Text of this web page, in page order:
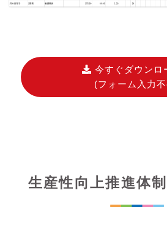
今すぐダウンロ
(フォーム入力
生産性向上推進体